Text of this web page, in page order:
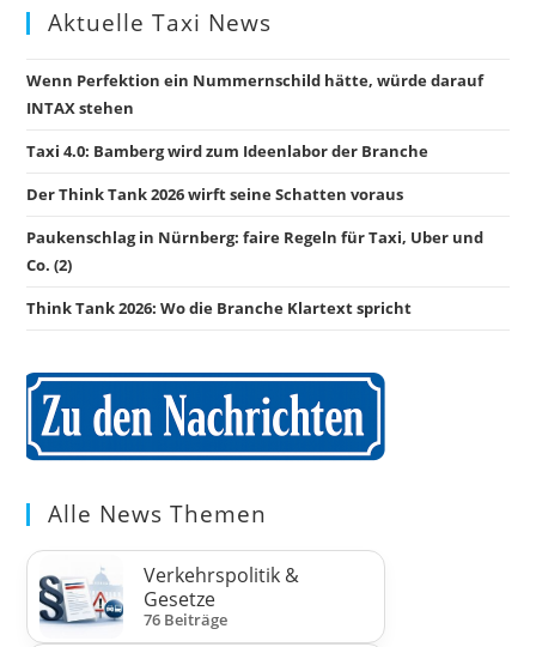
Aktuelle Taxi News
Wenn Perfektion ein Nummernschild hätte, würde darauf
INTAX stehen
Taxi 4.0: Bamberg wird zum Ideenlabor der Branche
Der Think Tank 2026 wirft seine Schatten voraus
Paukenschlag in Nürnberg: faire Regeln für Taxi, Uber und
Co. (2)
Think Tank 2026: Wo die Branche Klartext spricht
Alle News Themen
Verkehrspolitik &
Gesetze
76 Beiträge